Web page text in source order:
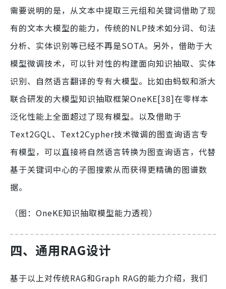
需要说明的是，从文本中提取三元组和关键词借助了现
有的文本大模型的能力，传统的NLP技术如分词、句法
分析、实体识别等已经不再是SOTA。另外，借助于大
模型微调技术，可以针对性的构建面向知识抽取、实体
识别、自然语言翻译的专有大模型。比如由蚂蚁和浙大
联合研发的大模型知识抽取框架OneKE[38]在零样本
泛化性能上全面超过了现有模型。以及借助于
Text2GQL、Text2Cypher技术微调的图查询语言专
有模型，可以直接将自然语言转换为图查询语言，代替
基于关键词中心的子图搜索从而获得更精确的图谱数
据。
（图：OneKE知识抽取模型能力透视）
四、通用RAG设计
基于以上对传统RAG和Graph RAG的能力介绍，我们